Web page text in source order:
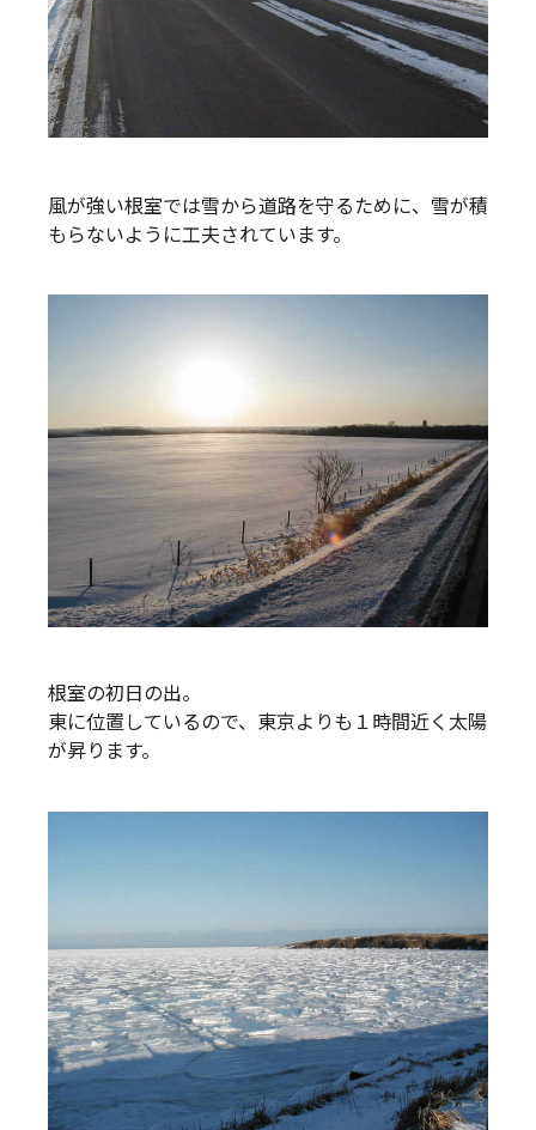
風が強い根室では雪から道路を守るために、雪が積
もらないように工夫されています。
根室の初日の出。
東に位置しているので、東京よりも１時間近く太陽
が昇ります。